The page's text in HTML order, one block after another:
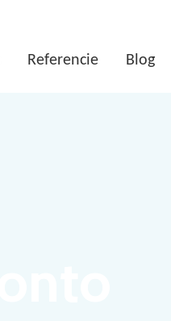
Referencie Blog